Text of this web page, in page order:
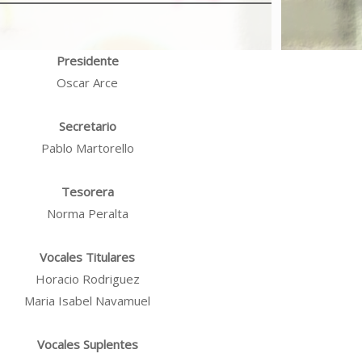
Presidente
Oscar Arce
Secretario
Pablo Martorello
Tesorera
Norma Peralta
Vocales Titulares
Horacio Rodri­guez
Maria Isabel Navamuel
Vocales Suplentes